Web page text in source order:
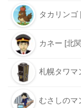
タカリンゴ
カネー [北
札幌タワマ
むさしのマ